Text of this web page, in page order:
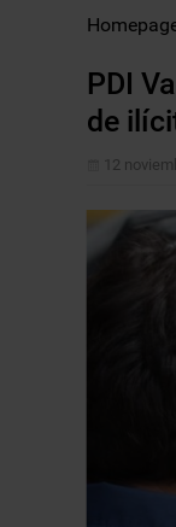
PDI
de
12